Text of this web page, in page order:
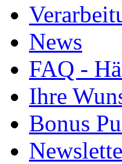
News
FAQ -
Ihre
Bonus